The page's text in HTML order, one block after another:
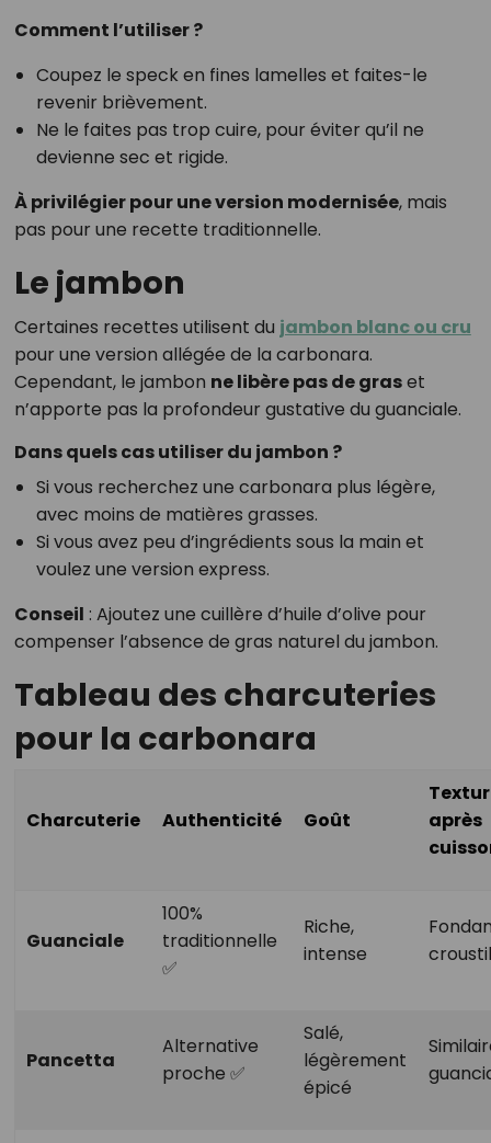
Comment l’utiliser ?
Coupez le speck en fines lamelles et faites-le
revenir brièvement.
Ne le faites pas trop cuire, pour éviter qu’il ne
devienne sec et rigide.
À privilégier pour une version modernisée, mais
pas pour une recette traditionnelle.
Le jambon
Certaines recettes utilisent du jambon blanc ou cru
pour une version allégée de la carbonara.
Cependant, le jambon ne libère pas de graset
n’apporte pas la profondeur gustative du guanciale.
Dans quels cas utiliser du jambon ?
Si vous recherchez une carbonara plus légère,
avec moins de matières grasses.
Si vous avez peu d’ingrédients sous la main et
voulez une version express.
Conseil : Ajoutez une cuillère d’huile d’olive pour
compenser l’absence de gras naturel du jambon.
Tableau des charcuteries
pour la carbonara
Charcuterie Authenticité Goût
après
Guanciale
100%
traditionnelle
✅
Riche,
intense
Pancetta
Alternative
proche ✅
Salé,
légèrement
épicé